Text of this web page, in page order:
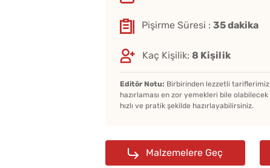
Pişirme Süresi : 35 dakika
Kaç Kişilik: 8 Kişilik
Editör Notu: Birbirinden lezzetli tariflerimiz
hazırlaması en zor yemekleri bile olabilecek
hızlı ve pratik şekilde hazırlayabilirsiniz.
Malzemelere Geç
Çi Börek Hamuru Nasıl